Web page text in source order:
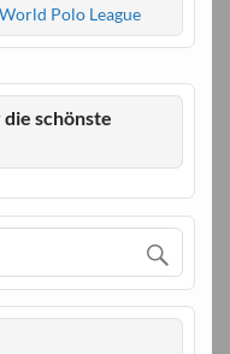
World Polo League
die schönste